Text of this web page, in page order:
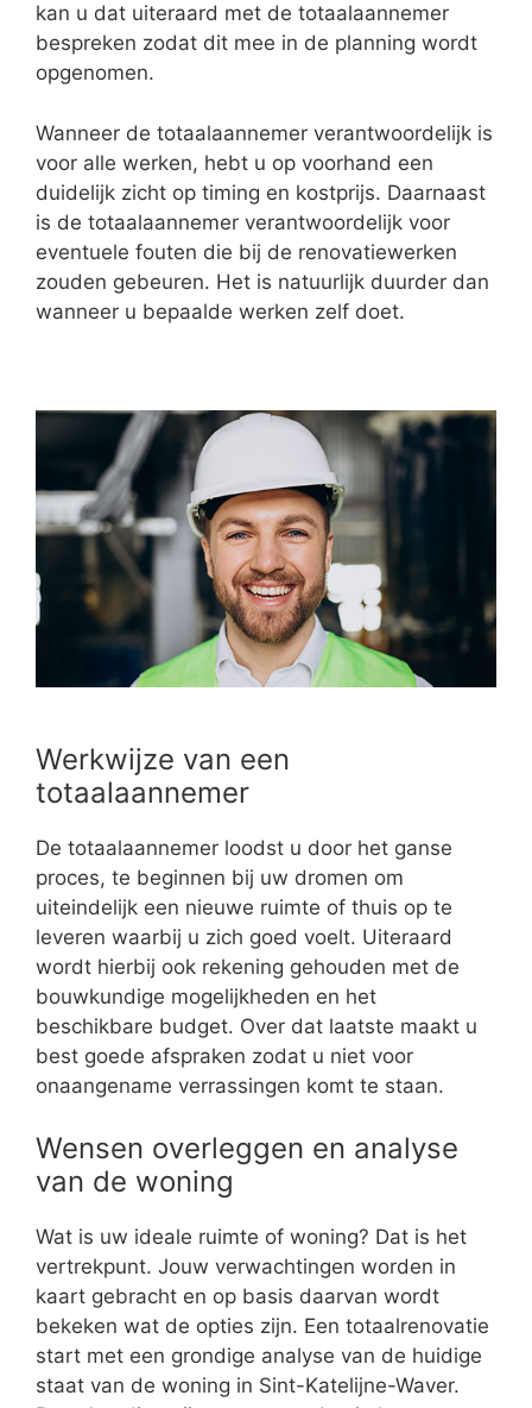
kan u dat uiteraard met de totaalaannemer
bespreken zodat dit mee in de planning wordt
opgenomen.
Wanneer de totaalaannemer verantwoordelijk is
voor alle werken, hebt u op voorhand een
duidelijk zicht op timing en kostprijs. Daarnaast
is de totaalaannemer verantwoordelijk voor
eventuele fouten die bij de renovatiewerken
zouden gebeuren. Het is natuurlijk duurder dan
wanneer u bepaalde werken zelf doet.
Werkwijze van een
totaalaannemer
De totaalaannemer loodst u door het ganse
proces, te beginnen bij uw dromen om
uiteindelijk een nieuwe ruimte of thuis op te
leveren waarbij u zich goed voelt. Uiteraard
wordt hierbij ook rekening gehouden met de
bouwkundige mogelijkheden en het
beschikbare budget. Over dat laatste maakt u
best goede afspraken zodat u niet voor
onaangename verrassingen komt te staan.
Wensen overleggen en analyse
van de woning
Wat is uw ideale ruimte of woning? Dat is het
vertrekpunt. Jouw verwachtingen worden in
kaart gebracht en op basis daarvan wordt
bekeken wat de opties zijn. Een totaalrenovatie
start met een grondige analyse van de huidige
staat van de woning in Sint-Katelijne-Waver.